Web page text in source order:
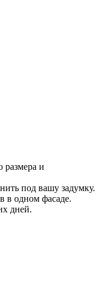
размера и
под вашу задумку.
в одном фасаде.
дней.